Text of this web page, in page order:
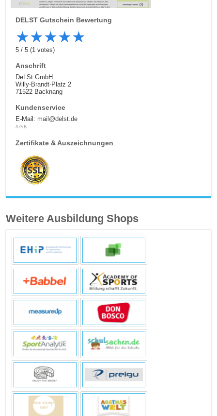
DELST Gutschein Bewertung
★★★★★
5/5 (1 votes)
Anschrift
DeLSt GmbH
Willy-Brandt-Platz 2
71522 Backnang
Kundenservice
E-Mail: mail@delst.de
AGB
Zertifikate & Auszeichnungen
Weitere Ausbildung Shops